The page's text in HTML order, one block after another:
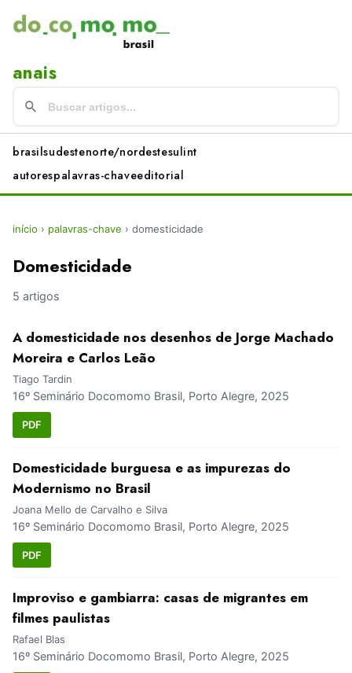
anais
brasilsudestenorte/nordestesulint
autorespalavras-chaveeditorial
início › palavras-chave › domesticidade
Domesticidade
5 artigos
A domesticidade nos desenhos de Jorge Machado
Moreira e Carlos Leão
Tiago Tardin
16º Seminário Docomomo Brasil, Porto Alegre, 2025
PDF
Domesticidade burguesa e as impurezas do
Modernismo no Brasil
Joana Mello de Carvalho e Silva
16º Seminário Docomomo Brasil, Porto Alegre, 2025
PDF
Improviso e gambiarra: casas de migrantes em
filmes paulistas
Rafael Blas
16º Seminário Docomomo Brasil, Porto Alegre, 2025